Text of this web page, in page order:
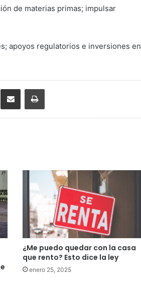
de materias primas; impulsar
apoyos regulatorios e inversiones en
Share via Email Print
¿Me puedo quedar con la casa
que rento? Esto dice la ley
enero 25, 2025